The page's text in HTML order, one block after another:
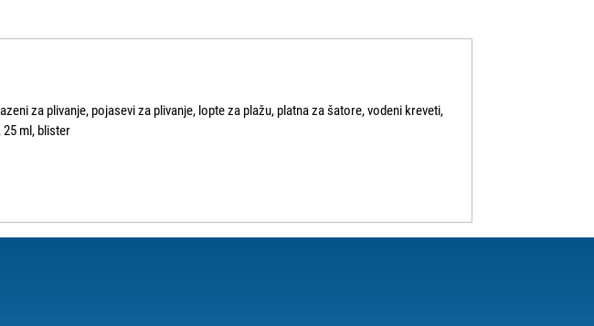
za plivanje, pojasevi za plivanje, lopte za plažu, platna za šatore, vodeni kreveti,
ml, blister